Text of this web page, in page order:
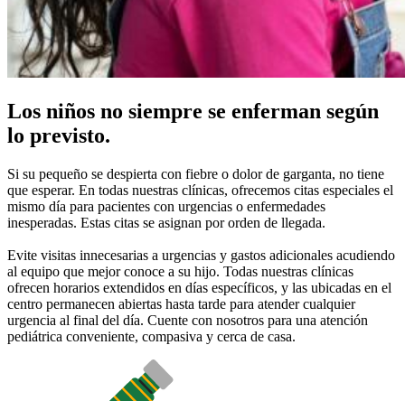
Los niños no siempre se enferman según
lo previsto.
Si su pequeño se despierta con fiebre o dolor de garganta, no tiene
que esperar. En todas nuestras clínicas, ofrecemos citas especiales el
mismo día para pacientes con urgencias o enfermedades
inesperadas. Estas citas se asignan por orden de llegada.
Evite visitas innecesarias a urgencias y gastos adicionales acudiendo
al equipo que mejor conoce a su hijo. Todas nuestras clínicas
ofrecen horarios extendidos en días específicos, y las ubicadas en el
centro permanecen abiertas hasta tarde para atender cualquier
urgencia al final del día. Cuente con nosotros para una atención
pediátrica conveniente, compasiva y cerca de casa.